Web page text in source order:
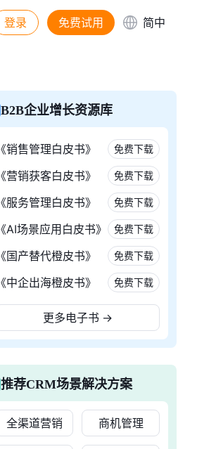
登录 免费试用 简中
B2B企业增长资源库
《销售管理白皮书》 免费下载
《营销获客白皮书》 免费下载
《服务管理白皮书》 免费下载
《AI场景应用白皮书》 免费下载
《国产替代橙皮书》 免费下载
《中企出海橙皮书》 免费下载
更多电子书 →
推荐CRM场景解决方案
全渠道营销 商机管理